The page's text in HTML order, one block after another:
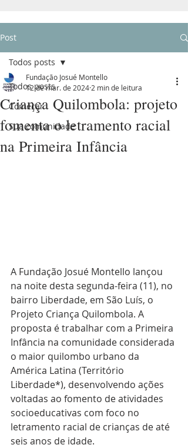
Post
Todos posts
Começar
Sua comunidade
Todos posts
Criança Quilombola: projeto
fomenta o letramento racial
na Primeira Infância
Fundação Josué Montello
12 de mar. de 2024 2 min de leitura
A Fundação Josué Montello lançou
na noite desta segunda-feira (11), no
bairro Liberdade, em São Luís, o
Projeto Criança Quilombola. A
proposta é trabalhar com a Primeira
Infância na comunidade considerada
o maior quilombo urbano da
América Latina (Território
Liberdade*), desenvolvendo ações
voltadas ao fomento de atividades
socioeducativas com foco no
letramento racial de crianças de até
seis anos de idade.